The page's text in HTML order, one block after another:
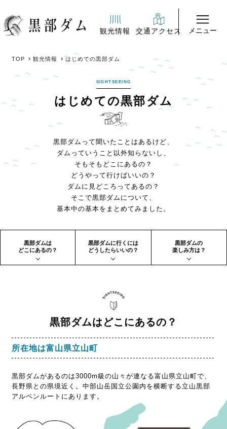
観光情報 交通アクセス メニュー
TOP 観光情報 はじめての黒部ダム
SIGHTSEEING
はじめての黒部ダム
黒部ダムって聞いたことはあるけど、
ダムっていうこと以外知らないし、
そもそもどこにあるの？
どうやって行けばいいの？
ダムに見どころってあるの？
そこで黒部ダムについて、
基本中の基本をまとめてみました。
黒部ダムは
どこにあるの？
黒部ダムに行くには
どうしたらいいの？
黒部ダムの
楽しみ方は？
黒部ダムはどこにあるの？
所在地は富山県立山町
黒部ダムがあるのは3000m級の山々が連なる富山県立山町で、
長野県との県境近く。中部山岳国立公園内を横断する立山黒部
アルペンルートにあります。